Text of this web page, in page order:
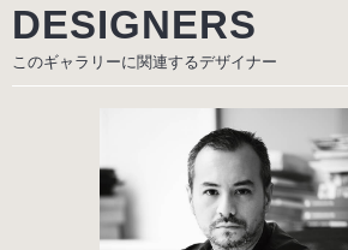
DESIGNERS
このギャラリーに関連するデザイナー